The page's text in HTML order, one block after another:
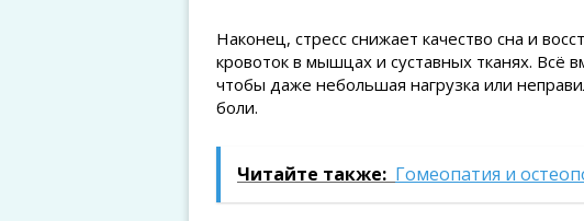
Наконец, стресс снижает качество сна и
кровоток в мышцах и суставных тканях. Всё
чтобы даже небольшая нагрузка или
боли.
Читайте также: Гомеопатия и